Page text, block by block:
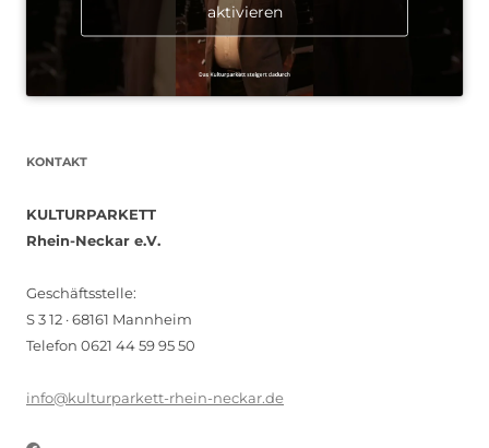
aktivieren
KONTAKT
KULTURPARKETT
Rhein-Neckar e.V.
Geschäftsstelle:
S 3 12 · 68161 Mannheim
Telefon 0621 44 59 95 50
info@kulturparkett-rhein-neckar.de